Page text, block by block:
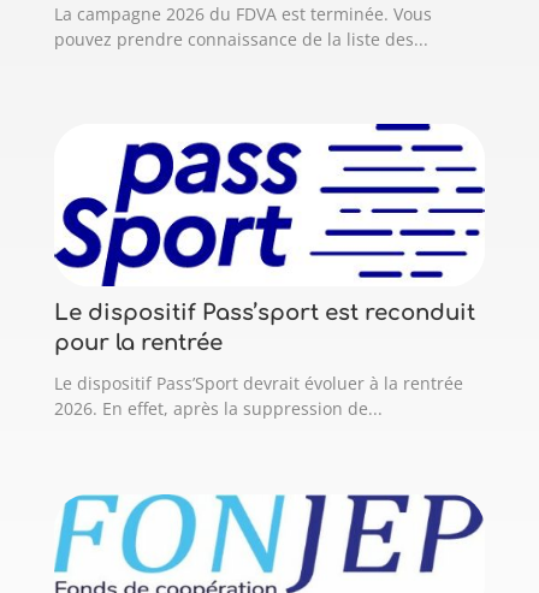
La campagne 2026 du FDVA est terminée. Vous
pouvez prendre connaissance de la liste des...
Le dispositif Pass’sport est reconduit
pour la rentrée
Le dispositif Pass’Sport devrait évoluer à la rentrée
2026. En effet, après la suppression de...